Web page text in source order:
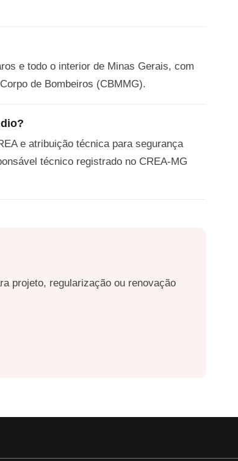
e todo o interior de Minas Gerais, com
de Bombeiros (CBMMG).
e atribuição técnica para segurança
técnico registrado no CREA-MG
projeto, regularização ou renovação